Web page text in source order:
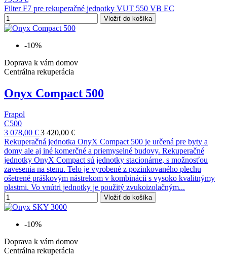
Filter F7 pre rekuperačné jednotky VUT 550 VB EC
Vložiť do košíka
-10%
Doprava k vám domov
Centrálna rekuperácia
Onyx Compact 500
Frapol
C500
3 078,00 € 3 420,00 €
Rekuperačná jednotka OnyX Compact 500 je určená pre byty a
domy ale aj iné komerčné a priemyselné budovy. Rekuperačné
jednotky OnyX Compact sú jednotky stacionárne, s možnosťou
zavesenia na stenu. Telo je vyrobené z pozinkovaného plechu
ošetrené práškovým nástrekom v kombinácii s vysoko kvalitnýmy
plastmi. Vo vnútri jednotky je použitý zvukoizolačným...
Vložiť do košíka
-10%
Doprava k vám domov
Centrálna rekuperácia